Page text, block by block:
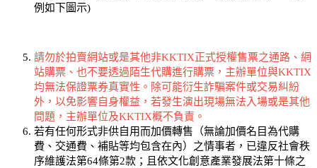
例如下圖示)
請勿於拍賣網站或是其他非KKTIX正式授權售票之通路、網
站購票、也不要透過陌生代購進行購票，主辦單位與KKTIX
均無法保證票券真實性。除可能衍生詐騙案件或交易糾紛
外，以免影響自身權益，若發生演出現場無法入場或是其他
問題，主辦單位及KKTIX概不負責。
若有任何形式非供自用而加價轉售（無論加價名目為代購
費、交通費、補貼等均包含在內）之情事者，已違反社會秩
序維護法第64條第2款；且依文化創意產業發展法第十條之